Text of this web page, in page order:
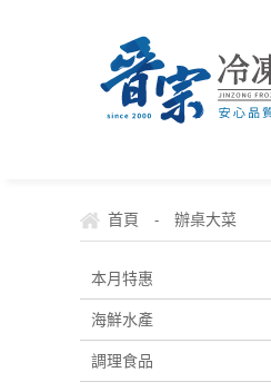
首頁 - 辦桌大菜
本月特惠
海鮮水產
調理食品